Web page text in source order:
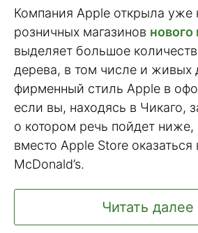
Компания Apple открыла уже
розничных магазинов нового
выделяет большое
дерева, в том числе и живых
фирменный стиль Apple в
если вы, находясь в Чикаго,
о котором речь пойдет
вместо Apple Store оказаться
McDonald’s.
Читать далее